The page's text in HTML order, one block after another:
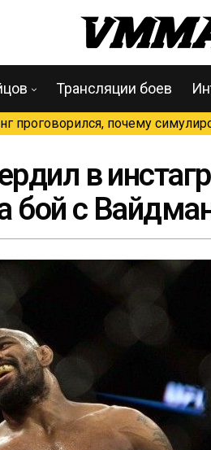
Трансляции боев
проговорился, почему
в
бой с